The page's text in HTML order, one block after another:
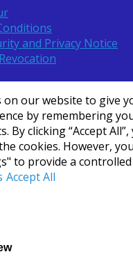
and Privacy Notice
on our website to give
by remembering
By clicking “Accept
cookies. However,
to provide a
Accept All